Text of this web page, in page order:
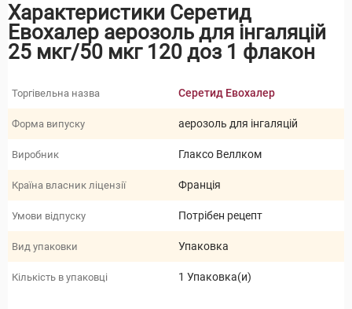
Характеристики Серетид
Евохалер аерозоль для інгаляцій
25 мкг/50 мкг 120 доз 1 флакон
Торгівельна назва Серетид Евохалер
Форма випуску аерозоль для інгаляцій
Виробник Глаксо Веллком
Країна власник ліцензії Франція
Умови відпуску Потрібен рецепт
Вид упаковки Упаковка
Кількість в упаковці 1 Упаковка(и)